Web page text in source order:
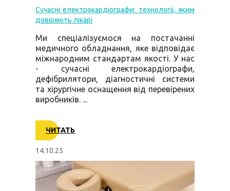
Сучасні електрокардіографи: технології, яким
довіряють лікарі
Ми спеціалізуємося на постачанні
медичного обладнання, яке відповідає
міжнародним стандартам якості. У нас
- сучасні електрокардіографи,
дефібрилятори, діагностичні системи
та хірургічне оснащення від перевірених
виробників. ...
ЧИТАТЬ
14.10.25